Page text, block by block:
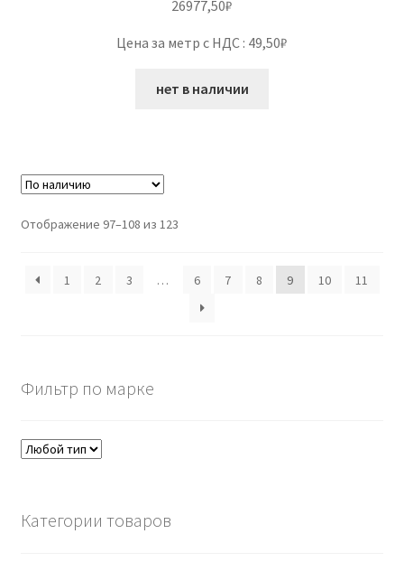
26977,50₽
Цена за метр с НДС : 49,50₽
нет в наличии
Отображение 97–108 из 123
1 2 3 … 6 7 8 9 10 11
Фильтр по марке
Категории товаров